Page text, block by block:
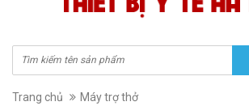
Trang chủ
Máy trợ thở